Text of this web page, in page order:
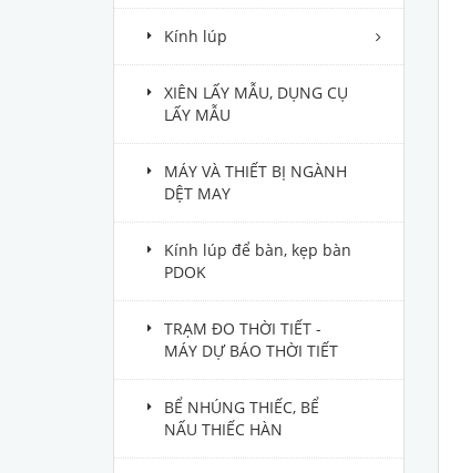
Kính lúp
XIÊN LẤY MẪU, DỤNG CỤ
LẤY MẪU
MÁY VÀ THIẾT BỊ NGÀNH
DỆT MAY
Kính lúp để bàn, kẹp bàn
PDOK
TRẠM ĐO THỜI TIẾT -
MÁY DỰ BÁO THỜI TIẾT
BỂ NHÚNG THIẾC, BỂ
NẤU THIẾC HÀN